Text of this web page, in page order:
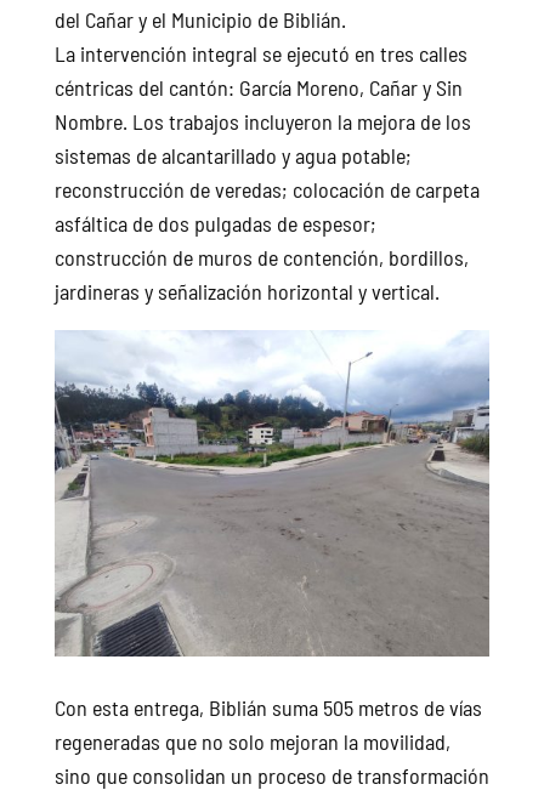
del Cañar y el Municipio de Biblián.
La intervención integral se ejecutó en tres calles
céntricas del cantón: García Moreno, Cañar y Sin
Nombre. Los trabajos incluyeron la mejora de los
sistemas de alcantarillado y agua potable;
reconstrucción de veredas; colocación de carpeta
asfáltica de dos pulgadas de espesor;
construcción de muros de contención, bordillos,
jardineras y señalización horizontal y vertical.
Con esta entrega, Biblián suma 505 metros de vías
regeneradas que no solo mejoran la movilidad,
sino que consolidan un proceso de transformación